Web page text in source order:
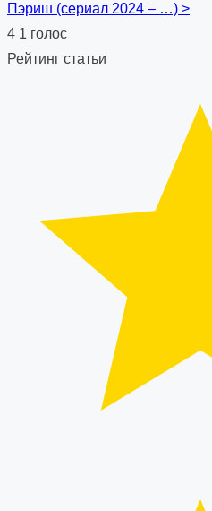
navigation
Пэриш (сериал 2024 – …) >
4 1 голос
Рейтинг статьи